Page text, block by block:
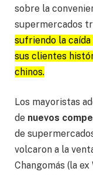
sobre la
supermercados
sufriendo la
sus clientes
chinos.
Los mayoristas
de nuevos
de
volcaron a la
Changomás (la